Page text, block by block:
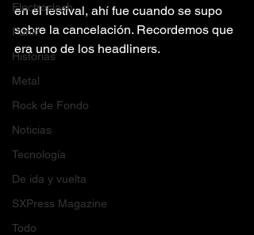
Electroclash
Punk
Historias
Metal
Rock de Fondo
Noticias
Tecnología
De ida y vuelta
SXPress Magazine
Todo
en el festival, ahí fue cuando se supo
sobre la cancelación. Recordemos que
era uno de los headliners.